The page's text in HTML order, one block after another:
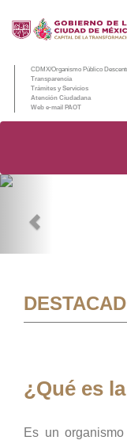
CDMX/Organismo Público
Transparencia
Trámites y Servicios
Atención Ciudadana
Web e-mail PAOT
¿Qué es
Es un